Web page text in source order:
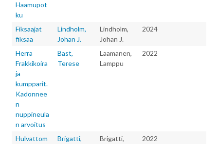
Haamupot
ku
Fiksaajat
fiksaa
Lindholm,
Johan J.
Lindholm,
Johan J.
2024
Herra
Frakkikoira
ja
kumpparit.
Kadonnee
n
nuppineula
n arvoitus
Bast,
Terese
Laamanen,
Lamppu
2022
Hulvattom
Brigatti,
Brigatti,
2022